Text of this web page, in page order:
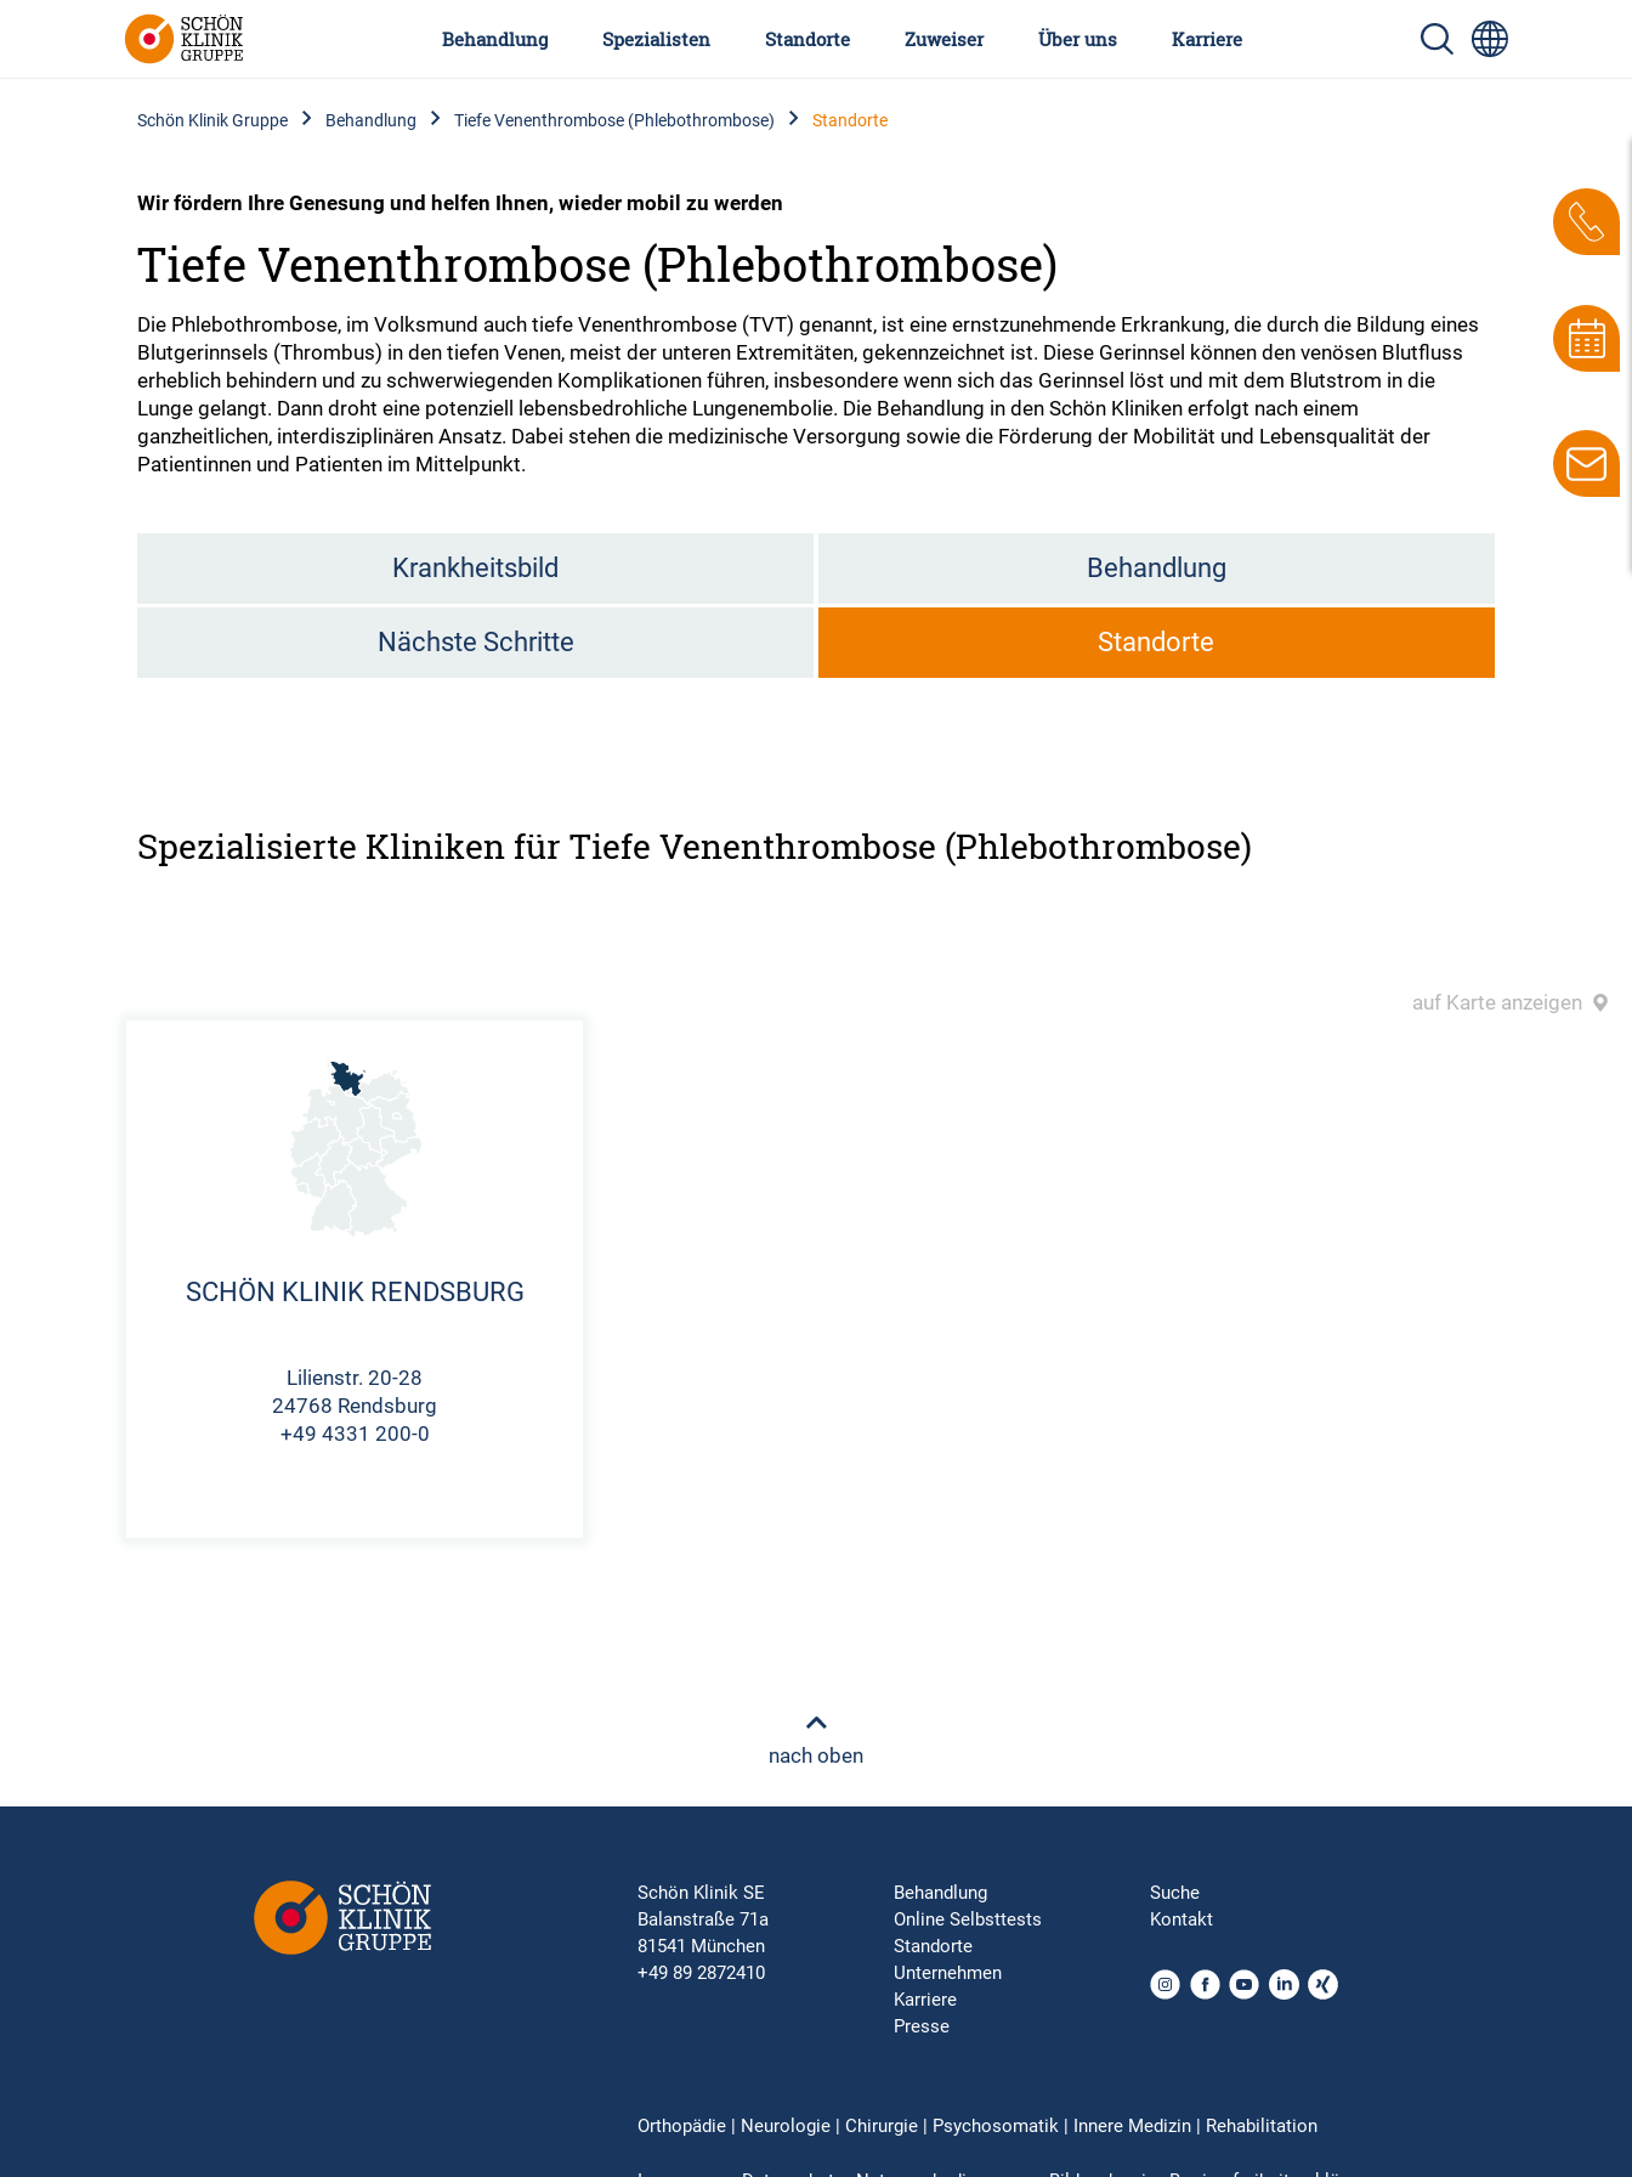
Behandlung Spezialisten Standorte Zuweiser Über uns Karriere
Schön Klinik Gruppe Behandlung Tiefe Venenthrombose (Phlebothrombose) Standorte
Wir fördern Ihre Genesung und helfen Ihnen, wieder mobil zu werden
Tiefe Venenthrombose (Phlebothrombose)
Die Phlebothrombose, im Volksmund auch tiefe Venenthrombose (TVT) genannt, ist eine ernstzunehmende Erkrankung, die durch die Bildung eines
Blutgerinnsels (Thrombus) in den tiefen Venen, meist der unteren Extremitäten, gekennzeichnet ist. Diese Gerinnsel können den venösen Blutfluss
erheblich behindern und zu schwerwiegenden Komplikationen führen, insbesondere wenn sich das Gerinnsel löst und mit dem Blutstrom in die
Lunge gelangt. Dann droht eine potenziell lebensbedrohliche Lungenembolie. Die Behandlung in den Schön Kliniken erfolgt nach einem
ganzheitlichen, interdisziplinären Ansatz. Dabei stehen die medizinische Versorgung sowie die Förderung der Mobilität und Lebensqualität der
Patientinnen und Patienten im Mittelpunkt.
Krankheitsbild Behandlung
Nächste Schritte Standorte
Spezialisierte Kliniken für Tiefe Venenthrombose (Phlebothrombose)
auf Karte anzeigen
SCHÖN KLINIK RENDSBURG
Lilienstr. 20-28
24768 Rendsburg
+49 4331 200-0
nach oben
Schön Klinik SE
Balanstraße 71a
81541 München
+49 89 2872410
Behandlung
Online Selbsttests
Standorte
Unternehmen
Karriere
Presse
Suche
Kontakt
Orthopädie | Neurologie | Chirurgie | Psychosomatik | Innere Medizin | Rehabilitation